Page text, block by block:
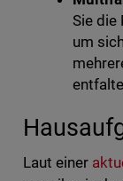
Sie die
um
Laut einer